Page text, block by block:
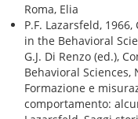
Roma, Elia
P.F. Lazarsfeld,
in the Behavioral
G.J. Di Renzo (ed.),
Behavioral Sciences,
Formazione e
comportamento: